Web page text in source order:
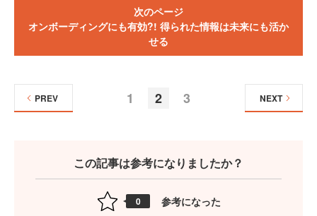
次のページ
オンボーディングにも有効?! 得られた情報は未来にも活か
せる
1 2 3
PREV NEXT
この記事は参考になりましたか？
0 参考になった